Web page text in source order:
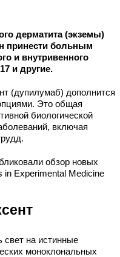
дерматита (экземы)
принести больным
и внутривенного
и другие.
(дупилумаб) дополнится
Это общая
биологической
включая
обзор новых
in Experimental Medicine
свет на истинные
моноклональных